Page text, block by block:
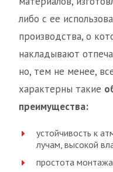
либо с ее
производства, о
накладывают
но, тем не менее,
характерны такие
преимущества:
устойчивость к
лучам, высокой
простота